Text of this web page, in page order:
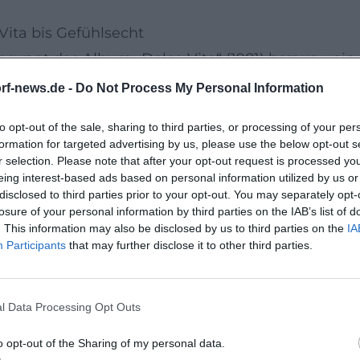
news.de - Do Not Process My Personal Information
opt-out of the sale, sharing to third parties, or processing of your
for targeted advertising by us, please use the below opt-out
selection. Please note that after your opt-out request is processed
interest-based ads based on personal information utilized by us
to third parties prior to your opt-out. You may separately
of your personal information by third parties on the IAB’s list of
This information may also be disclosed by us to third parties on the
Participants that may further disclose it to other third parties.
Data Processing Opt Outs
opt-out of the Sharing of my personal data.
bis Gefühlsecht
ragt das Album „Dolce Vita“ (1981) heraus –
„Zwoa Zigarettn“, „Mit’n Frosch im Hois
die Platte Sigls Stärken: Alltagsbeobachtung,
„Rock’n’Roll Schuah“ (1980) bereits die
Solokünstler. 2010 erschien sein Soloalbum
Ska, Chanson und alte Schlager
persönlichem Storytelling und warmem
Instrumentierung: Gitarren von Willie
Robert Gorzawsky verleihen dem Material
Leuchtturm und verbindet privates
Drive